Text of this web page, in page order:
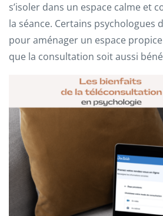
s’isoler dans un espace calme et
la séance. Certains psychologues
pour aménager un espace
que la consultation soit aussi